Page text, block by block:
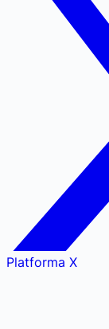
Platforma X